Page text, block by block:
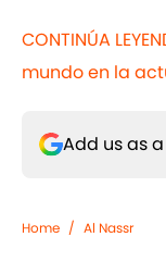
CONTINÚA
mundo en la
Add us as
Home / Al Nassr